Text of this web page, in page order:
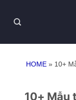
HOME» 10+
10+ Mẫu